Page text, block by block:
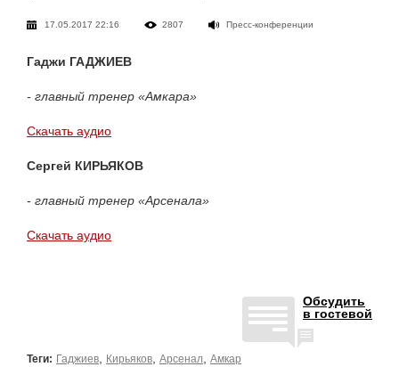
17.05.2017 22:16 2807 Пресс-конференции
Гаджи ГАДЖИЕВ
- главный тренер «Амкара»
Скачать аудио
Сергей КИРЬЯКОВ
- главный тренер «Арсенала»
Скачать аудио
Обсудить
в гостевой
Теги: Гаджиев Кирьяков Арсенал Амкар